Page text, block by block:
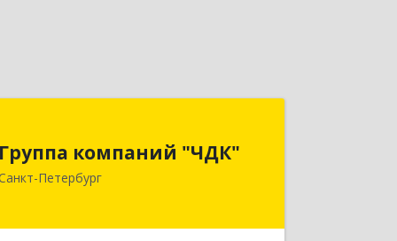
Группа компаний "ЧДК"
Петербург
191119, Санкт-Петербург г, вн.тер.г.
муниципальный округ Владимирский
литера А, пом.5-Н